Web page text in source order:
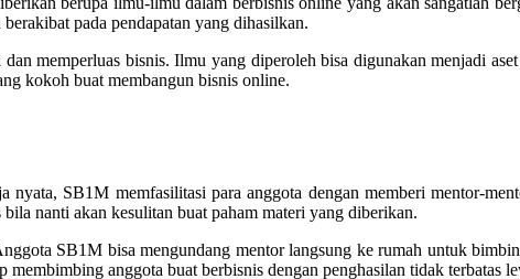
pada pendapatan yang dihasilkan.
memperluas bisnis. Ilmu yang diperoleh bisa digunakan menjadi
kokoh buat membangun bisnis online.
SB1M memfasilitasi para anggota dengan memberi mentor-
nanti akan kesulitan buat paham materi yang diberikan.
SB1M bisa mengundang mentor langsung ke rumah untuk
anggota buat berbisnis dengan penghasilan tidak terbatas